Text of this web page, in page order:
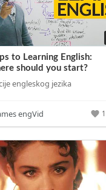
to Learning English:
should you start?
engleskog jezika
engVid